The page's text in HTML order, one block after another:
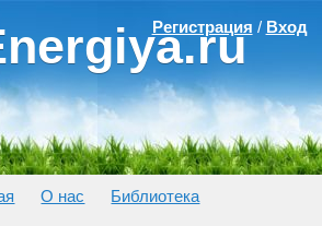
Регистрация / Вход
О нас Библиотека